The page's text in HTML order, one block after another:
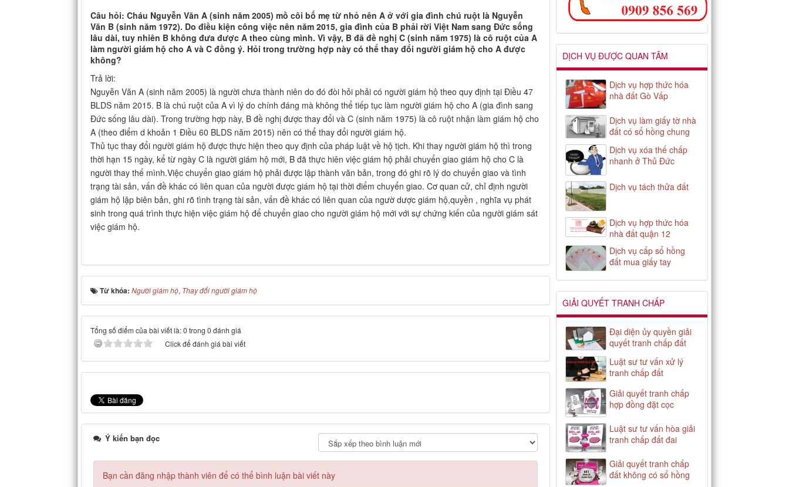
Câu hỏi: Cháu Nguyễn Văn A (sinh năm 2005) mồ côi bố mẹ từ nhỏ nên A ở với gia đình chú ruột là Nguyễn
Văn B (sinh năm 1972). Do điều kiện công việc nên năm 2015, gia đình của B phải rời Việt Nam sang Đức sống
lâu dài, tuy nhiên B không đưa được A theo cùng mình. Vì vậy, B đã đề nghị C (sinh năm 1975) là cô ruột của A
làm người giám hộ cho A và C đồng ý. Hỏi trong trường hợp này có thể thay đổi người giám hộ cho A được
không?
Trả lời:
Nguyễn Văn A (sinh năm 2005) là người chưa thành niên do đó đòi hỏi phải có người giám hộ theo quy định tại Điều 47
BLDS năm 2015. B là chú ruột của A vì lý do chính đáng mà không thể tiếp tục làm người giám hộ cho A (gia đình sang
Đức sống lâu dài). Trong trường hợp này, B đề nghị được thay đổi và C (sinh năm 1975) là cô ruột nhận làm giám hộ cho
A (theo điểm d khoản 1 Điều 60 BLDS năm 2015) nên có thể thay đổi người giám hộ.
Thủ tục thay đổi người giám hộ được thực hiện theo quy định của pháp luật về hộ tịch. Khi thay người giám hộ thì trong
thời hạn 15 ngày, kể từ ngày C là người giám hộ mới, B đã thực hiên việc giám hộ phải chuyển giao giám hộ cho C là
người thay thế mình.Việc chuyển giao giám hộ phải được lập thành văn bản, trong đó ghi rõ lý do chuyển giao và tình
trạng tài sản, vấn đề khác có liên quan của người được giám hộ tại thời điểm chuyển giao. Cơ quan cử, chỉ định người
giám hộ lập biên bản, ghi rõ tình trạng tài sản, vấn đề khác có liên quan của ngườ dược giám hộ,quyền , nghĩa vụ phát
sinh trong quá trình thực hiện việc giám hộ để chuyển giao cho người giám hộ mới với sự chứng kiến của người giám sát
việc giám hộ.
Từ khóa: Người giám hộ, Thay đổi người giám hộ
Tổng số điểm của bài viết là: 0 trong 0 đánh giá
Click để đánh giá bài viết
Ý kiến bạn đọc
Bạn cần đăng nhập thành viên để có thể bình luận bài viết này
DỊCH VỤ ĐƯỢC QUAN TÂM
Dịch vụ hợp thức hóa
nhà đất Gò Vấp
Dịch vụ làm giấy tờ nhà
đất có sổ hồng chung
Dịch vụ xóa thế chấp
nhanh ở Thủ Đức
Dịch vụ tách thửa đất
Dịch vụ hợp thức hóa
nhà đất quận 12
Dịch vụ cấp sổ hồng
đất mua giấy tay
GIẢI QUYẾT TRANH CHẤP
Đại diện ủy quyền giải
quyết tranh chấp đất
Luật sư tư vấn xử lý
tranh chấp đất
Giải quyết tranh chấp
hợp đồng đặt cọc
Luật sư tư vấn hòa giải
tranh chấp đất đai
Giải quyết tranh chấp
đất không có sổ hồng